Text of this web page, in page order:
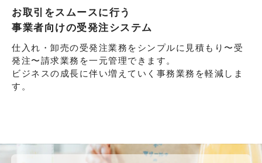
お取引をスムースに行う
事業者向けの受発注システム
仕入れ・卸売の受発注業務をシンプルに 見積もり〜受
発注〜請求業務を一元管理できます。
ビジネスの成長に伴い増えていく事務業務を軽減しま
す。